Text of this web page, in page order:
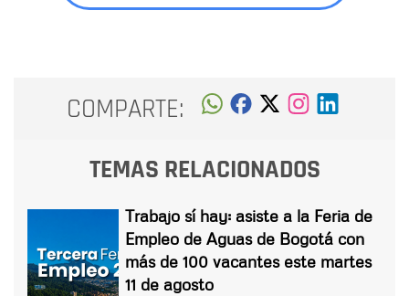
COMPARTE:
TEMAS RELACIONADOS
Trabajo sí hay: asiste a la Feria de
Empleo de Aguas de Bogotá con
más de 100 vacantes este martes
11 de agosto